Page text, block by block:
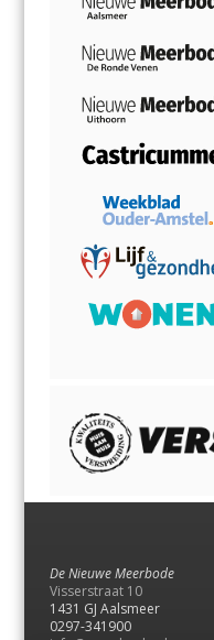
De Nieuwe Meerbode
Visserstraat 10
1431 GJ Aalsmeer
0297-341900